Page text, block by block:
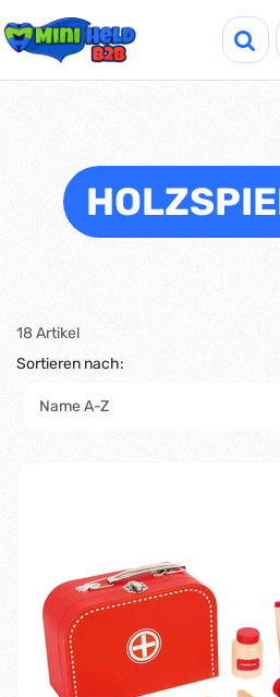
18 Artikel
Sortieren nach: